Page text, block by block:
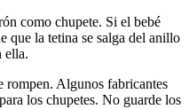
como chupete. Si el bebé
que la tetina se salga del anillo
ella.
rompen. Algunos fabricantes
los chupetes. No guarde los